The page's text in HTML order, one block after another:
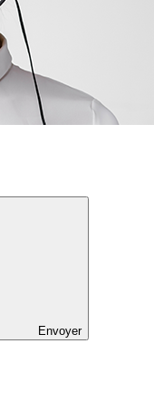
Envoyer